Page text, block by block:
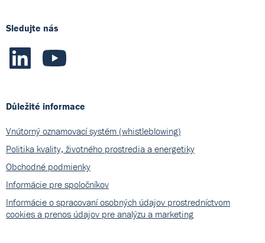
Sledujte nás
Důležité informace
Vnútorný oznamovací systém (whistleblowing)
Politika kvality, životného prostredia a energetiky
Obchodné podmienky
Informácie pre spoločníkov
Informácie o spracovaní osobných údajov prostredníctvom
cookies a prenos údajov pre analýzu a marketing